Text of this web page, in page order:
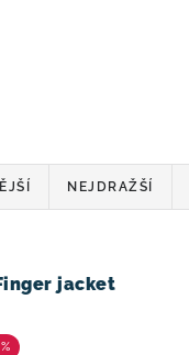
NEJDRAŽŠÍ
jacket